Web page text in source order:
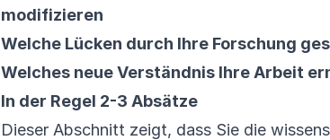
modifizieren
Welche Lücken durch Ihre Forschung
Welches neue Verständnis Ihre Arbeit
In der Regel 2-3 Absätze
Dieser Abschnitt zeigt, dass Sie die